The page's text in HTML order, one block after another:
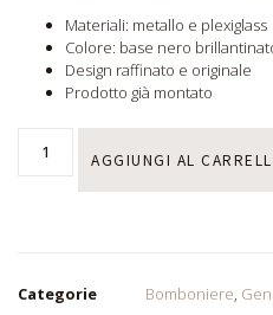
Materiali: metallo e plexiglass
Colore: base nero
Design raffinato e originale
Prodotto già montato
AGGIUNGI AL
Categorie Bomboniere,